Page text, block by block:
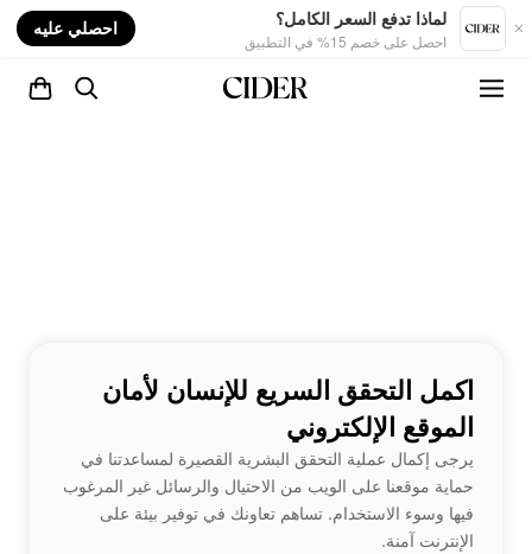
لماذا تدفع السعر الكامل؟
احصل على خصم 15% في التطبيق
احصلي عليه
اكمل التحقق السريع للإنسان لأمان
الموقع الإلكتروني
يرجى إكمال عملية التحقق البشرية القصيرة لمساعدتنا في
حماية موقعنا على الويب من الاحتيال والرسائل غير المرغوب
فيها وسوء الاستخدام. تساهم تعاونك في توفير بيئة على
الإنترنت آمنة.